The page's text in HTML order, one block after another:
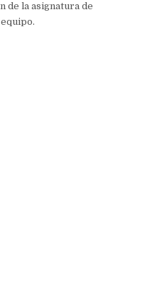
de la asignatura de